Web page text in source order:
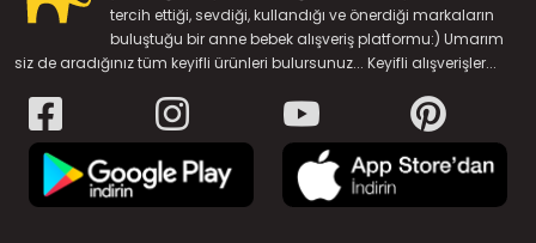
tercih ettiği, sevdiği, kullandığı ve önerdiği markaların
buluştuğu bir anne bebek alışveriş platformu:) Umarım
siz de aradığınız tüm keyifli ürünleri bulursunuz... Keyifli alışverişler...